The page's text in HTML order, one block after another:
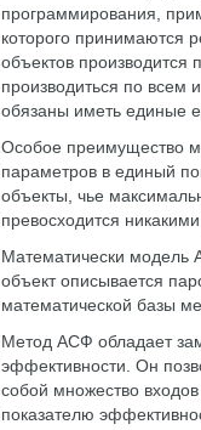
программирования,
которого принимаются
объектов производится
производиться по
обязаны иметь единые
Особое преимущество
параметров в единый
объекты, чье
превосходится
Математически модель
объект описывается
математической базы
Метод АСФ обладает
эффективности. Он
собой множество
показателю